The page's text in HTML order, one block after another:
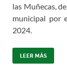
las Muñecas,
municipal por
2024.
LEER MÁS